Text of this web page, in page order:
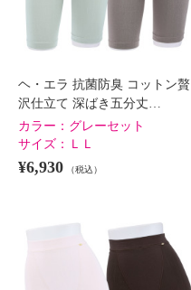
ヘ・エラ 抗菌防臭 コットン贅
沢仕立て 深ばき五分丈…
カラー： グレーセット
サイズ：
ＬＬ
¥6,930 （税込）